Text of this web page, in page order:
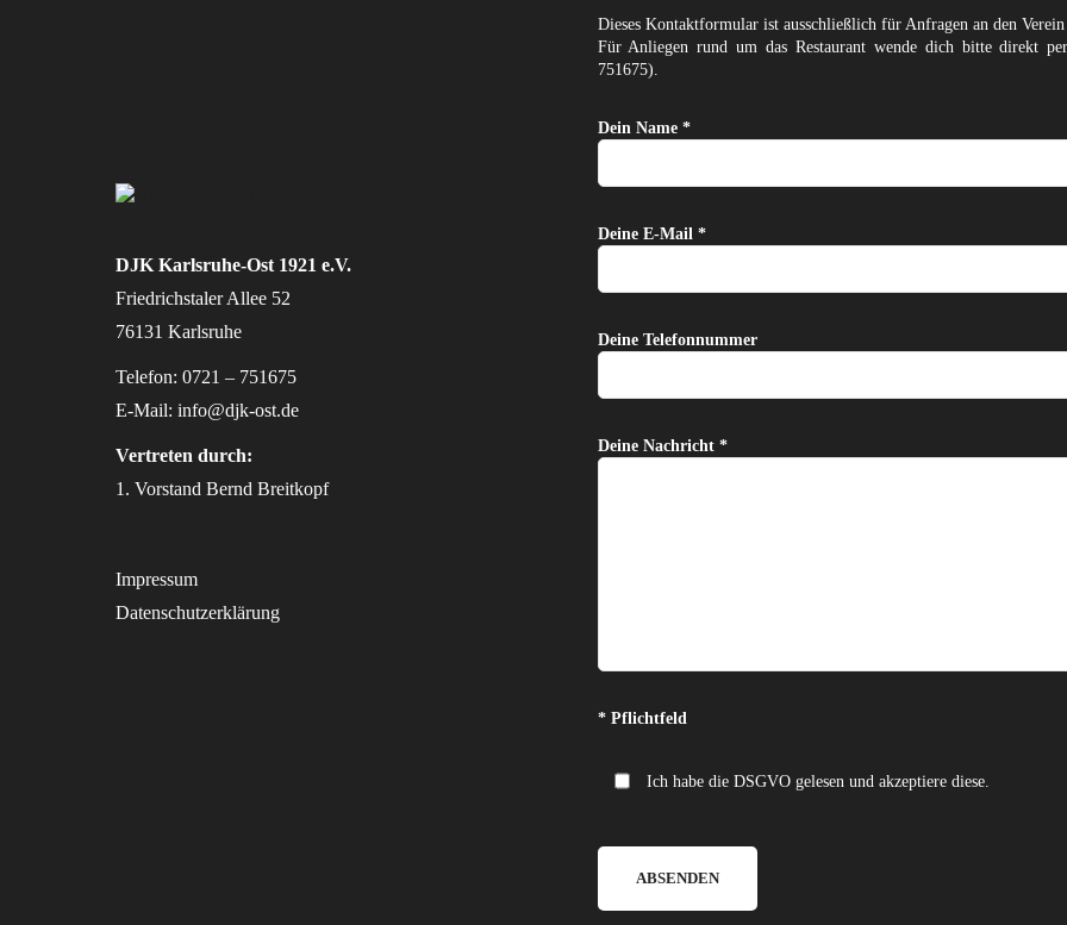
DJK Karlsruhe-Ost 1921 e.V.
Friedrichstaler Allee 52
76131 Karlsruhe
Telefon: 0721 – 751675
E-Mail: info@djk-ost.de
Vertreten durch:
1. Vorstand Bernd Breitkopf
Impressum
Datenschutzerklärung
Dieses Kontaktformular ist ausschließlich für Anfragen an den Verein
Für Anliegen rund um das Restaurant wende dich bitte direkt
751675).
Dein Name *
Deine E-Mail *
Deine Telefonnummer
Deine Nachricht *
Bitte lasse dieses Feld leer.
* Pflichtfeld
Ich habe die DSGVO gelesen und akzeptiere diese.